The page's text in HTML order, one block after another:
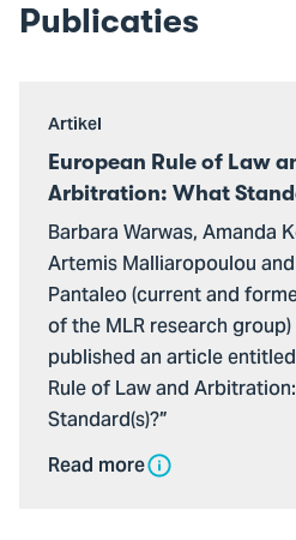
Publicaties
Open
de
pop-
up
van
European
Rule
of
Law
and
Arbitration:
What
Artikel
European Rule of Law
Arbitration: What
Barbara Warwas, Amanda
Artemis Malliaropoulou
Pantaleo (current and
of the MLR research
published an article
Rule of Law and
Standard(s)?”
Read more